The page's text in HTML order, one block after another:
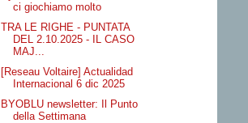
ci giochiamo molto
TRA LE RIGHE - PUNTATA
DEL 2.10.2025 - IL CASO
MAJ...
[Reseau Voltaire] Actualidad
Internacional 6 dic 2025
BYOBLU newsletter: Il Punto
della Settimana